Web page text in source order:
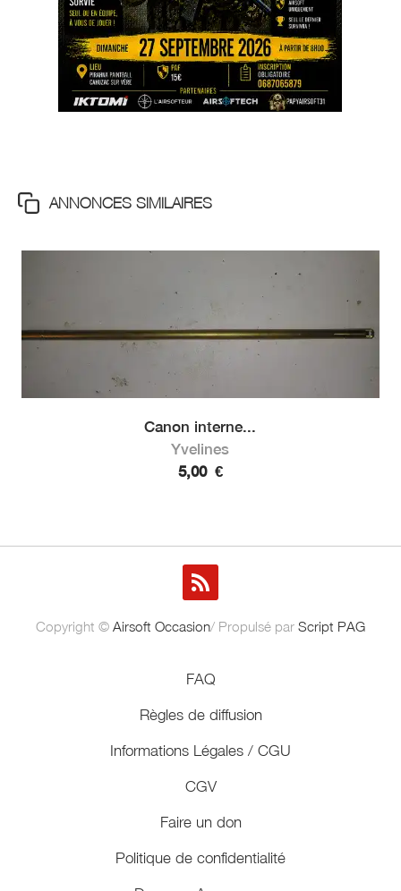
ANNONCES SIMILAIRES
Canon interne...
Yvelines
5,00 €
Copyright © Airsoft Occasion/ Propulsé par Script PAG
FAQ
Règles de diffusion
Informations Légales / CGU
CGV
Faire un don
Politique de confidentialité